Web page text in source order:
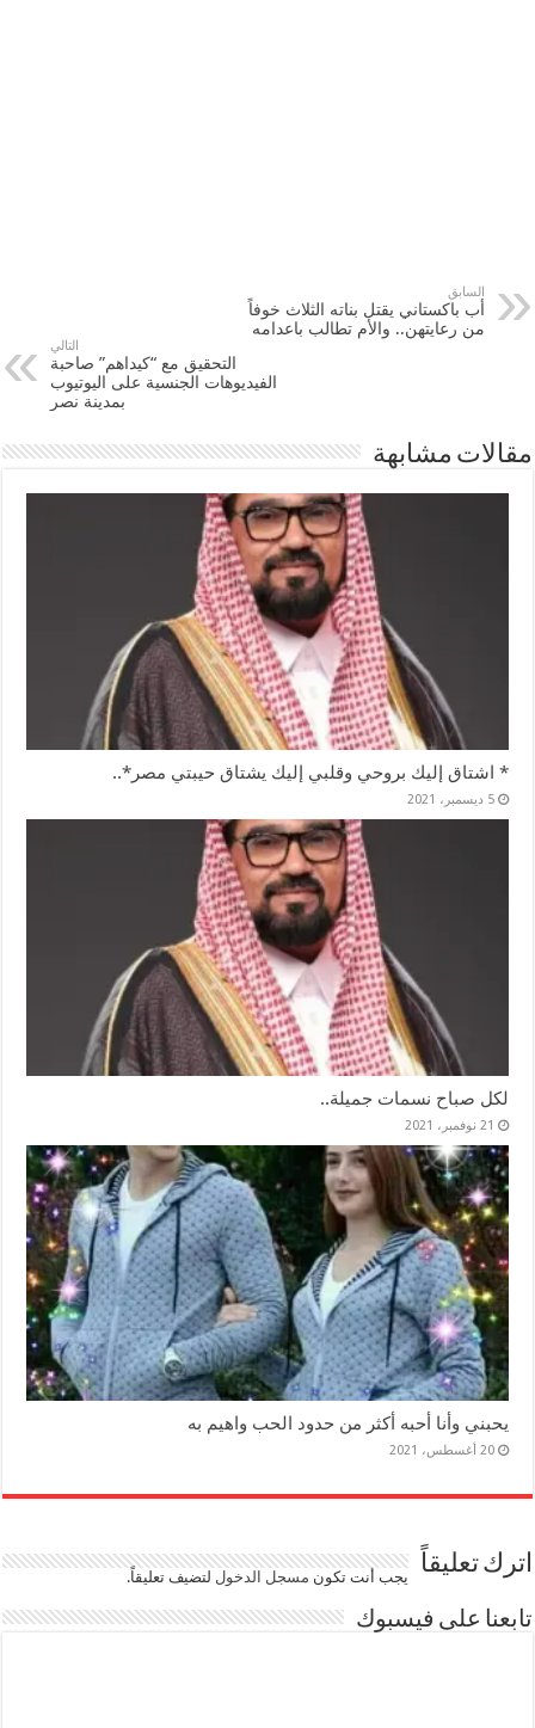
السابق
أب باكستاني يقتل بناته الثلاث خوفاً
من رعايتهن.. والأم تطالب باعدامه
التالي
التحقيق مع “كيداهم” صاحبة
الفيديوهات الجنسية على اليوتيوب
بمدينة نصر
مقالات مشابهة
* اشتاق إليك بروحي وقلبي إليك يشتاق حيبتي مصر*..
5 ديسمبر، 2021
لكل صباح نسمات جميلة..
21 نوفمبر، 2021
يحبني وأنا أحبه أكثر من حدود الحب واهيم به
20 أغسطس، 2021
اترك تعليقاً يجب أنت تكون مسجل الدخوللتضيف تعليقاً.
تابعنا على فيسبوك